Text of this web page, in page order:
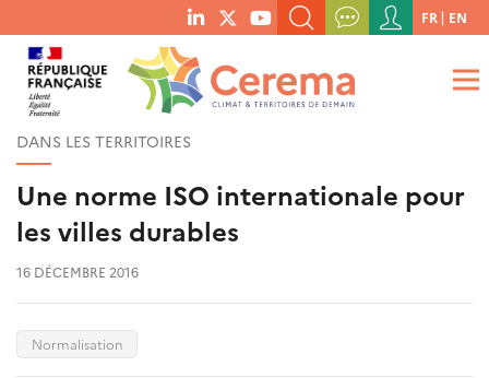
menu
social
links
RECHERCHER UN MOT-CLÉ, UNE PUBLICATION, ETC.
QUE RECHERCHEZ-VOUS ?
Menu
du
compte
de
FR EN
DANS LES TERRITOIRES
Une norme ISO internationale pour
les villes durables
16 DÉCEMBRE 2016
Normalisation